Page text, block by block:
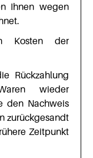
Ihnen wegen
Kosten der
Rückzahlung
wieder
den Nachweis
zurückgesandt
Zeitpunkt